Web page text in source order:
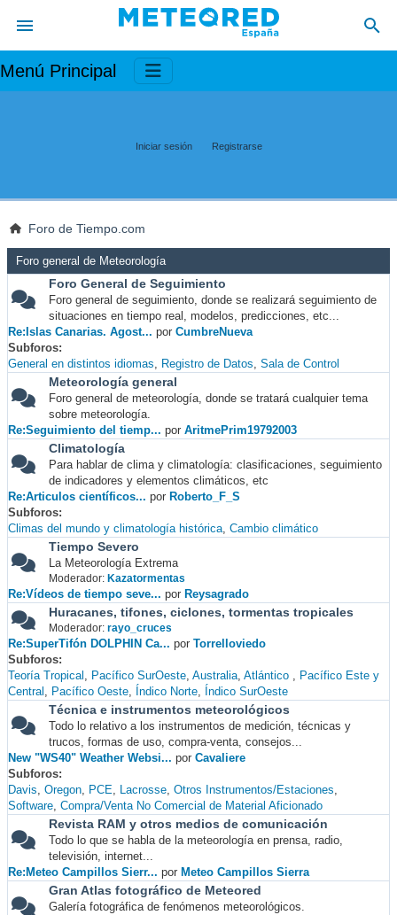
Menú Principal
Iniciar sesión Registrarse
Foro de Tiempo.com
Foro general de Meteorología
Foro General de Seguimiento
Foro general de seguimiento, donde se realizará seguimiento de
situaciones en tiempo real, modelos, predicciones, etc...
Re:Islas Canarias. Agost... por CumbreNueva
Subforos
General en distintos idiomas
Registro de Datos Sala de Control
Meteorología general
Foro general de meteorología, donde se tratará cualquier tema
sobre meteorología.
Re:Seguimiento del tiemp... por AritmePrim19792003
Climatología
Para hablar de clima y climatología: clasificaciones, seguimiento
de indicadores y elementos climáticos, etc
Re:Articulos científicos... por Roberto_F_S
Subforos
Climas del mundo y climatología histórica Cambio climático
Tiempo Severo
La Meteorología Extrema
Moderador: Kazatormentas
Re:Vídeos de tiempo seve... por Reysagrado
Huracanes, tifones, ciclones, tormentas tropicales
Moderador: rayo_cruces
Re:SuperTifón DOLPHIN Ca... por Torrelloviedo
Subforos
Teoría Tropical
Pacífico SurOeste Australia Atlántico
Pacífico Este y
Central
Pacífico Oeste Índico Norte Índico SurOeste
Técnica e instrumentos meteorológicos
Todo lo relativo a los instrumentos de medición, técnicas y
trucos, formas de uso, compra-venta, consejos...
New "WS40" Weather Websi... por Cavaliere
Subforos
Davis Oregon PCE Lacrosse Otros Instrumentos/Estaciones
Software Compra/Venta No Comercial de Material Aficionado
Revista RAM y otros medios de comunicación
Todo lo que se habla de la meteorología en prensa, radio,
televisión, internet...
Re:Meteo Campillos Sierr... por Meteo Campillos Sierra
Gran Atlas fotográfico de Meteored
Galería fotográfica de fenómenos meteorológicos.